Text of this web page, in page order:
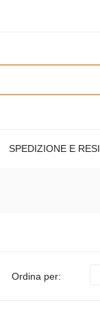
SPEDIZIONE E RESI
Ordina per: